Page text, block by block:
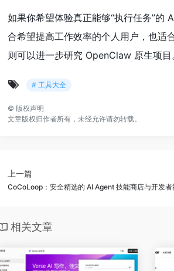
如果你希望体验真正能够“执行任务”的
合希望提高工作效率的个人用户，也适
则可以进一步研究 OpenClaw 原生项目
# 工具大全
© 版权声明
文章版权归作者所有，未经允许请勿转载。
上一篇
CoCoLoop：安全精选的 AI Agent 技能商店与开发者
相关文章